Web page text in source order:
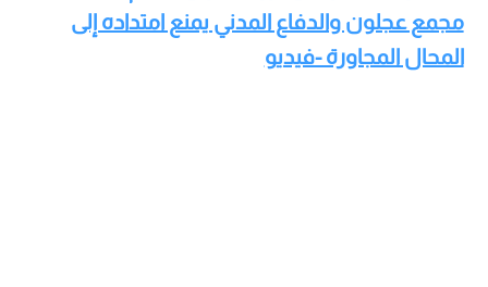
مجمع عجلون والدفاع المدني يمنع امتداده إلى
المحال المجاورة -فيديو